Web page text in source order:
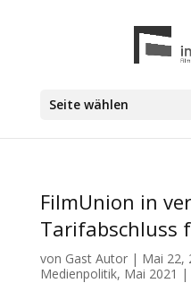
Seite wählen
FilmUnion in
Tarifabschluss
von Gast Autor| Mai 22,
Medienpolitik, Mai 2021 |